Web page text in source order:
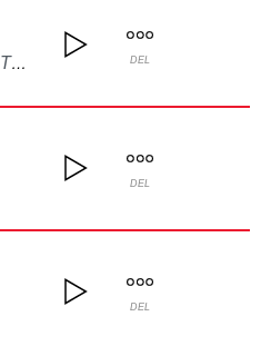
NAPOLI (FREESTYLE) DEL
DEL
DEL